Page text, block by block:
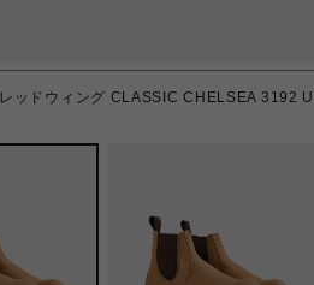
レッドウィング CLASSIC CHELSEA 3192